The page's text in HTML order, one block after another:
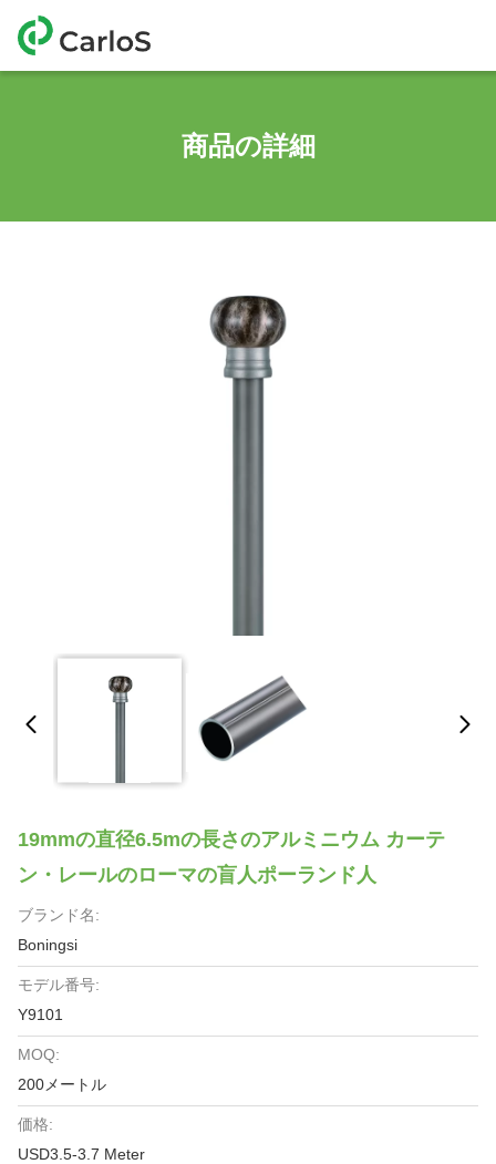
商品の詳細
19mmの直径6.5mの長さのアルミニウム カーテ
ン・レールのローマの盲人ポーランド人
ブランド名:
Boningsi
モデル番号:
Y9101
MOQ:
200メートル
価格:
USD3.5-3.7 Meter